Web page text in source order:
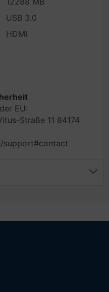
USB 3.0
HDMI
EU:
Straße 11 84174
support#contact